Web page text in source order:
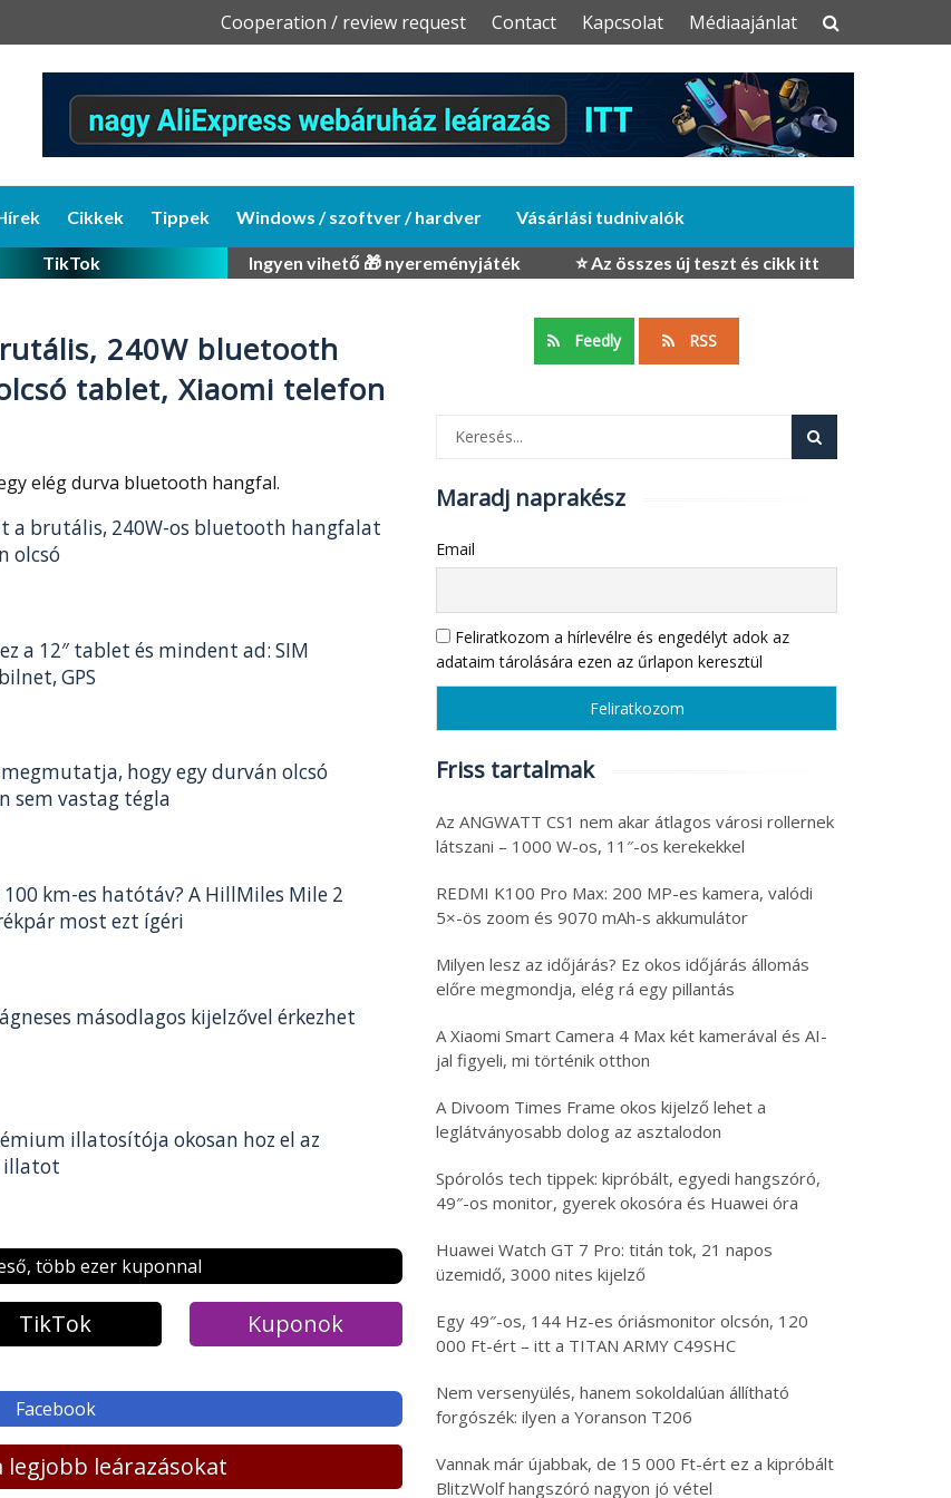
Skip
Cooperation / review request Contact Kapcsolat Médiaajánlat
Cikkek Tippek Windows / szoftver / hardver Vásárlási tudnivalók
TikTok Ingyen vihető 🎁 nyereményjáték ⭐ Az összes új teszt és cikk itt
240W bluetooth
tablet, Xiaomi telefon
elég durva bluetooth hangfal.
a brutális, 240W-os bluetooth hangfalat
olcsó
a 12″ tablet és mindent ad: SIM
GPS
megmutatja, hogy egy durván olcsó
sem vastag tégla
km-es hatótáv? A HillMiles Mile 2
most ezt ígéri
másodlagos kijelzővel érkezhet
illatosítója okosan hoz el az
illatot
több ezer kuponnal
TikTok Kuponok
Facebook
legjobb leárazásokat
Feedly RSS
Maradj naprakész
Email
Feliratkozom a hírlevélre és engedélyt adok az
adataim tárolására ezen az űrlapon keresztül
Friss tartalmak
Az ANGWATT CS1 nem akar átlagos városi rollernek
látszani – 1000 W-os, 11″-os kerekekkel
REDMI K100 Pro Max: 200 MP-es kamera, valódi
5×-ös zoom és 9070 mAh-s akkumulátor
Milyen lesz az időjárás? Ez okos időjárás állomás
előre megmondja, elég rá egy pillantás
A Xiaomi Smart Camera 4 Max két kamerával és AI-
jal figyeli, mi történik otthon
A Divoom Times Frame okos kijelző lehet a
leglátványosabb dolog az asztalodon
Spórolós tech tippek: kipróbált, egyedi hangszóró,
49″-os monitor, gyerek okosóra és Huawei óra
Huawei Watch GT 7 Pro: titán tok, 21 napos
üzemidő, 3000 nites kijelző
Egy 49″-os, 144 Hz-es óriásmonitor olcsón, 120
000 Ft-ért – itt a TITAN ARMY C49SHC
Nem versenyülés, hanem sokoldalúan állítható
forgószék: ilyen a Yoranson T206
Vannak már újabbak, de 15 000 Ft-ért ez a kipróbált
BlitzWolf hangszóró nagyon jó vétel